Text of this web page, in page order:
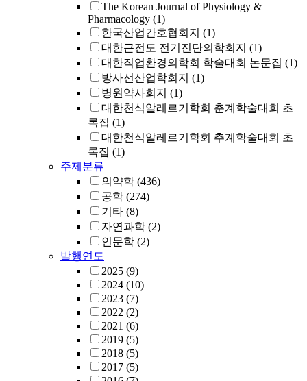
The Korean Journal of Physiology &
Pharmacology (1)
한국산업간호협회지 (1)
대한근전도 전기진단의학회지 (1)
대한직업환경의학회 학술대회 논문집 (1)
방사선산업학회지 (1)
병원약사회지 (1)
대한천식알레르기학회 춘계학술대회 초
록집 (1)
대한천식알레르기학회 추계학술대회 초
록집 (1)
주제분류
의약학 (436)
공학 (274)
기타 (8)
자연과학 (2)
인문학 (2)
발행연도
2025 (9)
2024 (10)
2023 (7)
2022 (2)
2021 (6)
2019 (5)
2018 (5)
2017 (5)